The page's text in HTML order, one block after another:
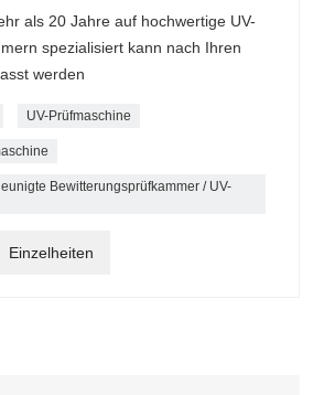
als 20 Jahre auf hochwertige UV-
spezialisiert kann nach Ihren
werden
UV-Prüfmaschine
Bewitterungsprüfkammer / UV-
Einzelheiten